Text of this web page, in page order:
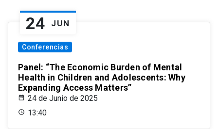
24 JUN
Conferencias
Panel: “The Economic Burden of Mental
Health in Children and Adolescents: Why
Expanding Access Matters”
24 de Junio de 2025
13:40